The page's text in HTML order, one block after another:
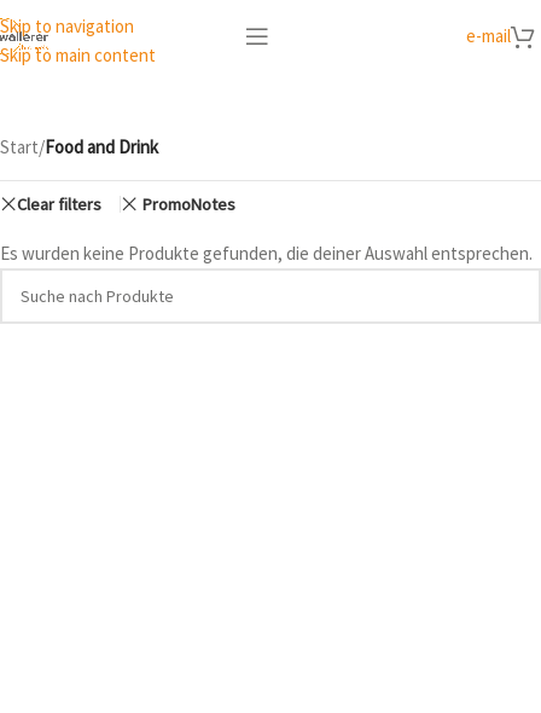
Skip to navigation
Skip to main content
e-mail
Start/Food and Drink
Clear filters PromoNotes
Es wurden keine Produkte gefunden, die deiner Auswahl entsprechen.